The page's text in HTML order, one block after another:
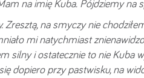
na imię Kuba. Pójdziemy na
Zresztą, na smyczy nie
mi natychmiast
silny i ostatecznie to nie Kuba
dopiero przy pastwisku, na